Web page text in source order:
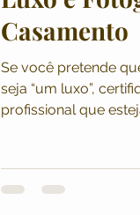
Casamento
Se você pretende
seja “um luxo”,
profissional que